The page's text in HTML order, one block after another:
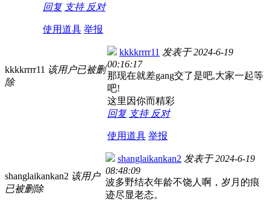
回复 支持 反对
使用道具 举报
kkkkrrrr11 该用户已被删
除
kkkkrrrr11 发表于2024-6-19
00:16:17
那现在就差gang交了是吧,大家一起等
吧!
这里因你而精彩
回复 支持 反对
使用道具 举报
shanglaikankan2 该用户
已被删除
shanglaikankan2 发表于2024-6-19
08:48:09
波多野结衣年龄不饶人啊，岁月的痕
迹尽显老态。